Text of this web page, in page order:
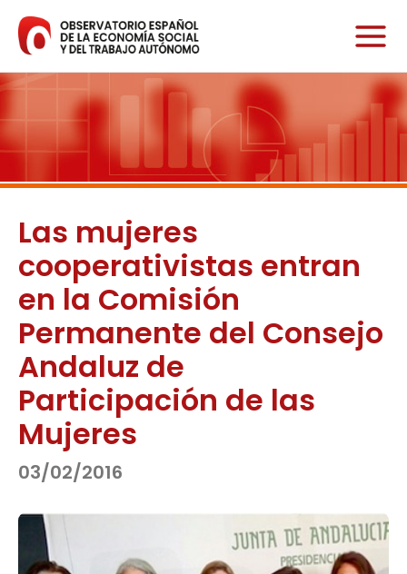
contenido
Las mujeres
cooperativistas entran
en la Comisión
Permanente del Consejo
Andaluz de
Participación de las
Mujeres
03/02/2016